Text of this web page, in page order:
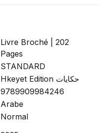
Livre Broché | 202
Pages
STANDARD
Hkeyet Edition حكايات
9789909984246
Arabe
Normal